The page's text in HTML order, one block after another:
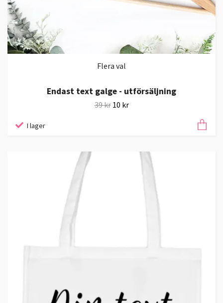
Flera val
Endast text galge - utförsäljning
39 kr 10 kr
I lager